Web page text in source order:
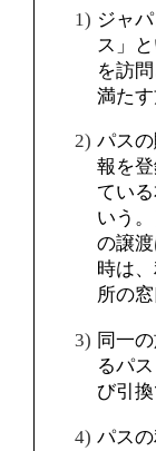
ジャ
ス」
を訪
満たす
パス
報を
てい
いう
の譲
時は
所の
同一
るパ
び引換
パス